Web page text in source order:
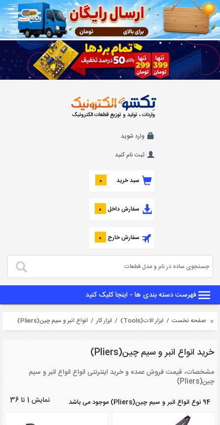
واردات ، تولید و توزیع قطعات الکترونیک
وارد شوید
ثبت نام کنید
سبد خرید 0
سفارش داخل 0
سفارش خارج 0
فهرست دسته بندی ها - اینجا کلیک کنید
صفحه نخست / ابزار الات(Tools) / ابزار کار / انواع انبر و سیم چین(Pliers)
خرید انواع انبر و سیم چین(Pliers)
مشخصات، قیمت فروش عمده و خرید اینترنتی انواع انواع انبر و سیم
چین(Pliers)
94 نوع انواع انبر و سیم چین(Pliers) موجود می باشد نمایش 1 تا 36